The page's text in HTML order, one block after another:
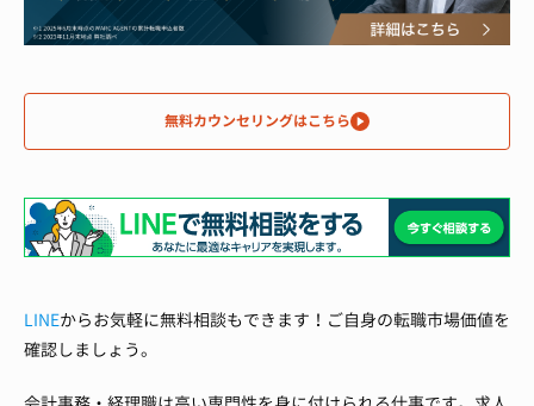
無料カウンセリングはこちら
LINEからお気軽に無料相談もできます！ご自身の転職市場価値を
確認しましょう。